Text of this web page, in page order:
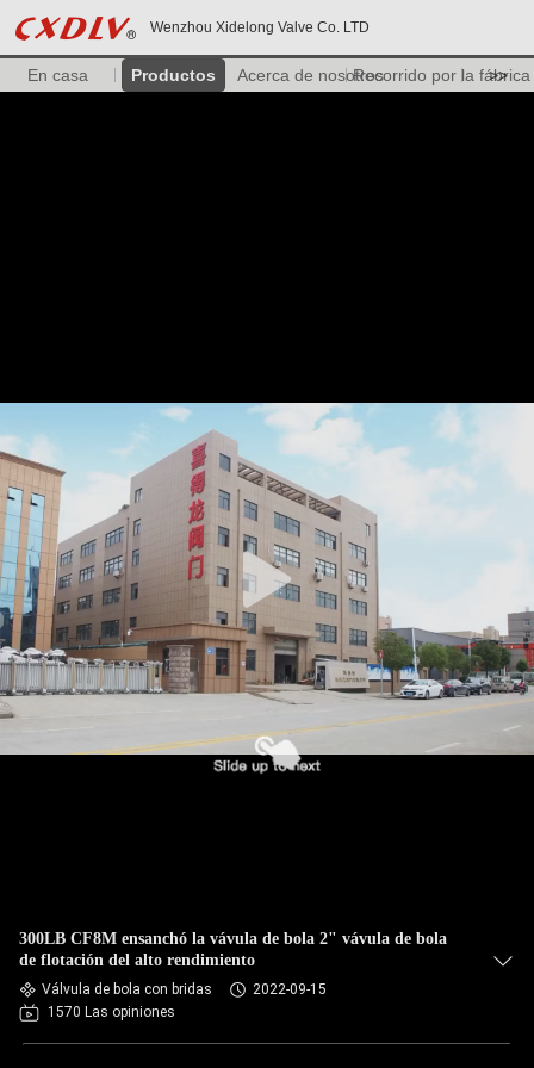
Wenzhou Xidelong Valve Co. LTD
En casa Productos Acerca de nosotrosRecorrido por la fábrica
>>
300LB CF8M ensanchó la vávula de bola 2" vávula de bola
de flotación del alto rendimiento
Válvula de bola con bridas
2022-09-15
1570 Las opiniones